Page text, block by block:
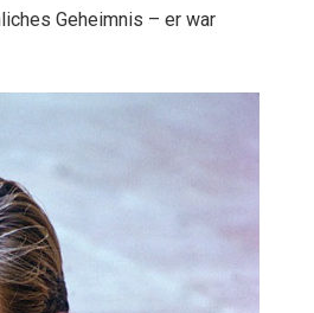
Geheimnis – er war